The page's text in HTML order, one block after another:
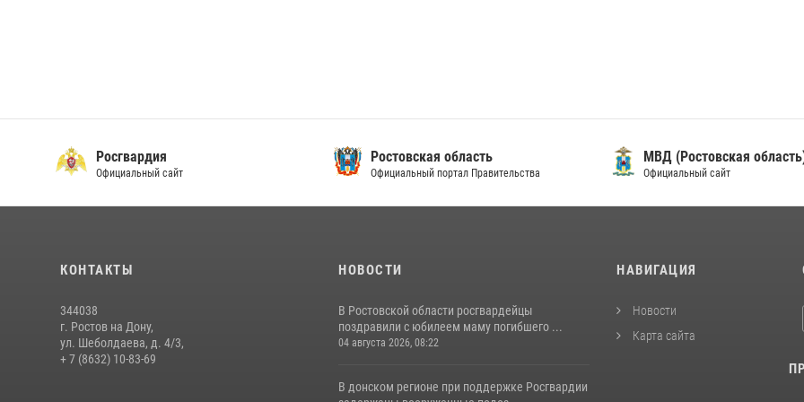
Росгвардия
Официальный сайт
Ростовская область
Официальный портал Правительства
МВД (Ростовская
Официальный сайт
КОНТАКТЫ
344038
г. Ростов на Дону,
ул. Шеболдаева, д. 4/3,
+ 7 (8632) 10-83-69
НОВОСТИ
В Ростовской области росгвардейцы
поздравили с юбилеем маму погибшего ...
04 августа 2026, 08:22
В донском регионе при поддержке Росгвардии
НАВИГАЦИЯ
Новости
Карта сайта